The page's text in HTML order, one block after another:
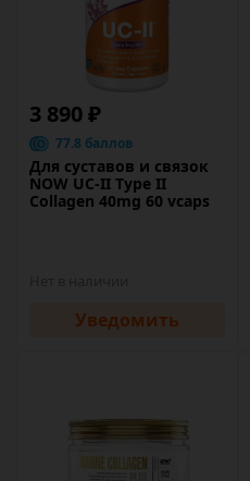
3 890 ₽
77.8 баллов
Для суставов и связок
NOW UC-II Type II
Collagen 40mg 60 vcaps
Уведомить